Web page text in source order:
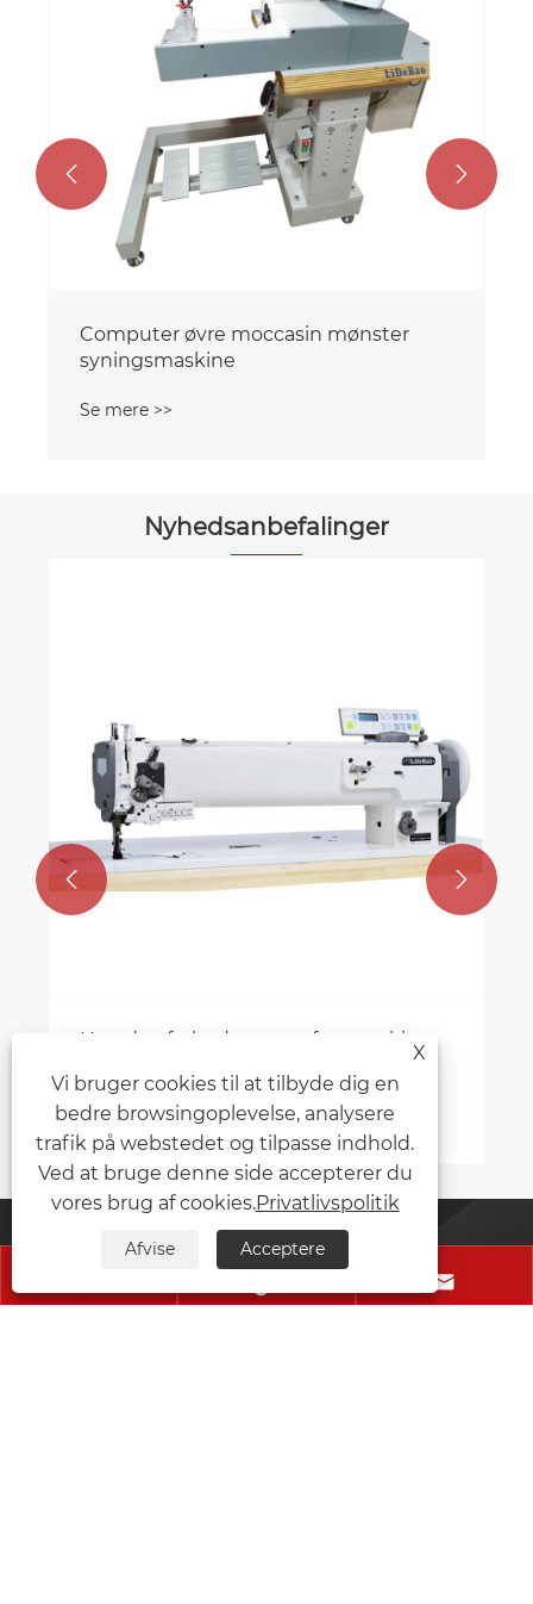
Computer Øvre Moccasin Mønster
Stitch Machine JK-06
 
Nyhedsanbefalinger
Den 33. internationale udstilling om
Se mere >>
 
Kontakt Os

X
Vi bruger cookies til at tilbyde dig en
bedre browsingoplevelse, analysere
trafik på webstedet og tilpasse indhold.
Ved at bruge denne side accepterer du
vores brug af cookies.Privatlivspolitik
Afvise Acceptere